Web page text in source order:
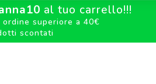
al tuo carrello!!!
superiore a 40€
scontati